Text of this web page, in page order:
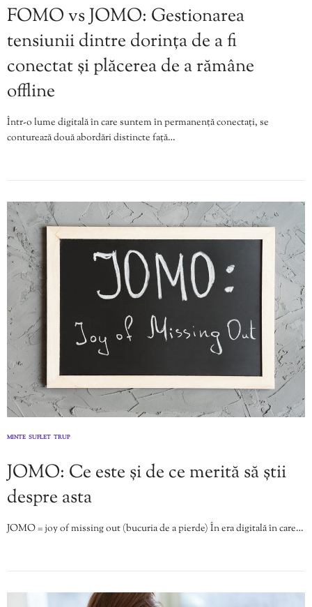
FOMO vs JOMO: Gestionarea
tensiunii dintre dorința de a fi
conectat și plăcerea de a rămâne
offline
Într-o lume digitală în care suntem în permanență conectați, se
conturează două abordări distincte față…
MINTE SUFLET TRUP
JOMO: Ce este și de ce merită să știi
despre asta
JOMO = joy of missing out (bucuria de a pierde) În era digitală în care…